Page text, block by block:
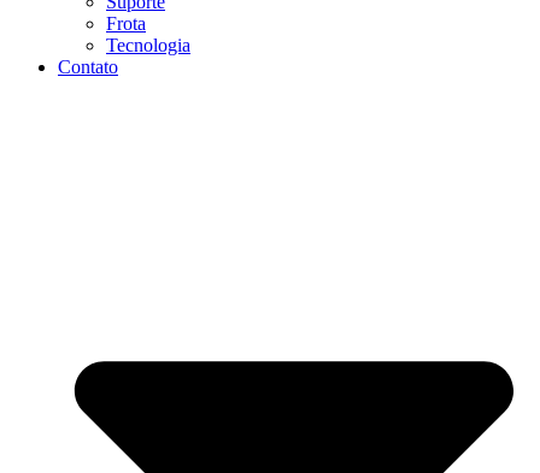
Frota
Tecnologia
Contato